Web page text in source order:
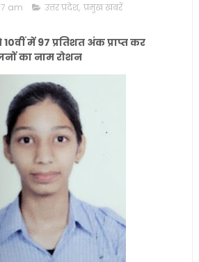
am उत्तर प्रदेश, प्रमुख खबरें
में 97 प्रतिशत अंक प्राप्त कर
का नाम रोशन